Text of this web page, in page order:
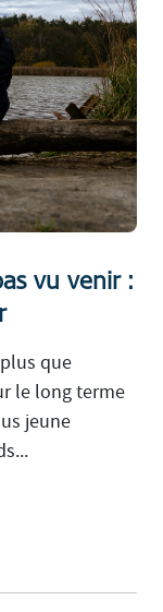
vu venir :
que
le long terme
jeune